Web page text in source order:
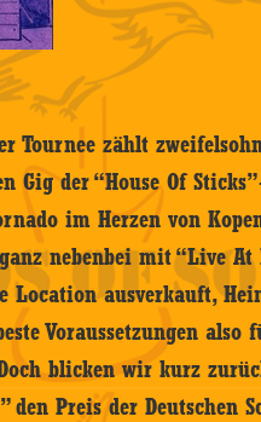
Tournee zählt
Gig der “House Of
im Herzen von
nebenbei mit “Live At
Location ausverkauft,
Voraussetzungen also
blicken wir kurz
den Preis der Deutschen